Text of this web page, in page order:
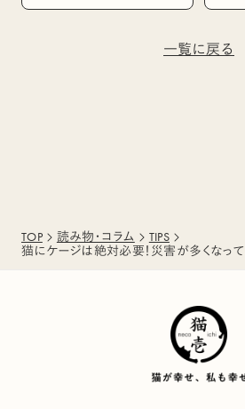
肉球のこと
一覧に戻る
した
TOP 読み物・コラム
TIPS